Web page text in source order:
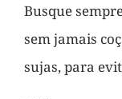
Busque
sem jamais
sujas, para